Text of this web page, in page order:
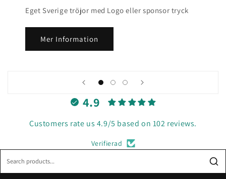
Eget Sverige tröjor med Logo eller sponsor tryck
Mer Information
4.9
Customers rate us 4.9/5 based on 102 reviews.
Verifierad